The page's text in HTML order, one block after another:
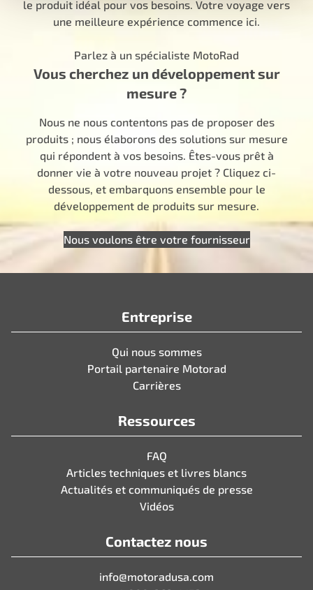
le produit idéal pour vos besoins. Votre voyage vers
une meilleure expérience commence ici.
Parlez à un spécialiste MotoRad
Vous cherchez un développement sur
mesure ?
Nous ne nous contentons pas de proposer des
produits ; nous élaborons des solutions sur mesure
qui répondent à vos besoins. Êtes-vous prêt à
donner vie à votre nouveau projet ? Cliquez ci-
dessous, et embarquons ensemble pour le
développement de produits sur mesure.
Nous voulons être votre fournisseur
Entreprise
Qui nous sommes
Portail partenaire Motorad
Carrières
Ressources
FAQ
Articles techniques et livres blancs
Actualités et communiqués de presse
Vidéos
Contactez nous
info@motoradusa.com